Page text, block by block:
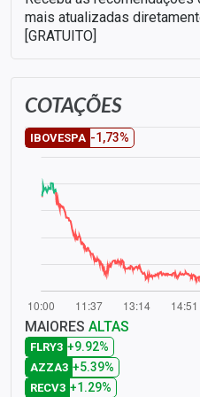
mais atualizadas
[GRATUITO]
COTAÇÕES
IBOVESPA -1,73%
MAIORES ALTAS
FLRY3 +9.92%
AZZA3 +5.39%
RECV3 +1.29%